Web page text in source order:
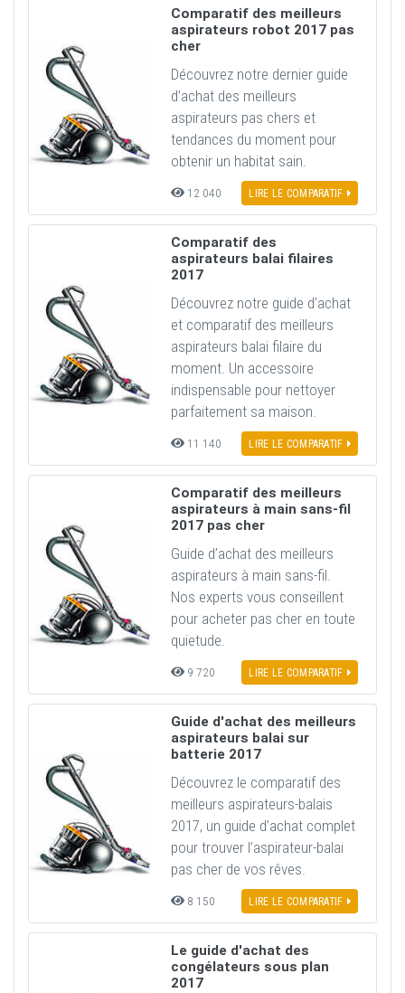
Comparatif des meilleurs
aspirateurs robot 2017 pas
cher
Découvrez notre dernier guide
d’achat des meilleurs
aspirateurs pas chers et
tendances du moment pour
obtenir un habitat sain.
12 040 LIRE LE COMPARATIF
Comparatif des
aspirateurs balai filaires
2017
Découvrez notre guide d'achat
et comparatif des meilleurs
aspirateurs balai filaire du
moment. Un accessoire
indispensable pour nettoyer
parfaitement sa maison.
11 140 LIRE LE COMPARATIF
Comparatif des meilleurs
aspirateurs à main sans-fil
2017 pas cher
Guide d’achat des meilleurs
aspirateurs à main sans-fil.
Nos experts vous conseillent
pour acheter pas cher en toute
quietude.
9 720 LIRE LE COMPARATIF
Guide d'achat des meilleurs
aspirateurs balai sur
batterie 2017
Découvrez le comparatif des
meilleurs aspirateurs-balais
2017, un guide d’achat complet
pour trouver l’aspirateur-balai
pas cher de vos rêves.
8 150 LIRE LE COMPARATIF
Le guide d'achat des
congélateurs sous plan
2017